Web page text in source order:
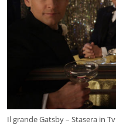
Il grande Gatsby – Stasera in Tv